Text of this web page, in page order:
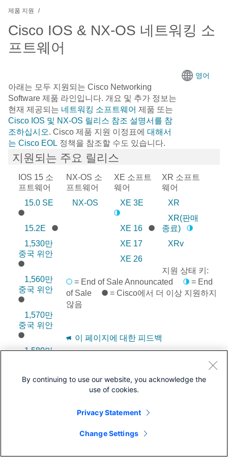
제품 지원
Cisco IOS & NX-OS 네트워킹 소
프트웨어
영어
아래는 모두 지원되는 Cisco Networking
Software 제품 라인입니다. 개요 및 추가 정보는
현재 제공되는 네트워킹 소프트웨어 제품 또는
Cisco IOS 및 NX-OS 릴리스 참조 설명서를 참
조하십시오. Cisco 제품 지원 이정표에 대해서
는 Cisco EOL 정책을 참조할 수도 있습니다.
지원되는 주요 릴리스
IOS 15 소
프트웨어
15.0 SE
15.2E
1,530만
중국 위안
1,560만
중국 위안
1,570만
중국 위안
1,580만
1,590만
NX-OS 소
프트웨어
NX-OS
XE 소프트
웨어
XE 3E
XE 16
XE 17
XE 26
XR 소프트
웨어
XR
XR(판매
종료)
XRv
지원 상태 키:
= End of Sale Announcated
= End
of Sale
= Cisco에서 더 이상 지원하지
않음
이 페이지에 대한 피드백
By continuing to use our website, you acknowledge the
use of cookies.
Privacy Statement
Change Settings